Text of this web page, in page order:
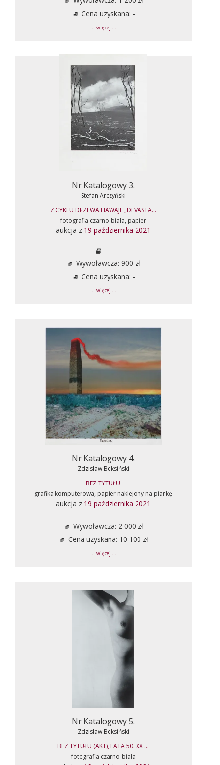
Cena uzyskana: -
... więcej ...
Nr Katalogowy 3.
Stefan Arczyński
Z CYKLU DRZEWA:HAWAJE „DEVASTA...
fotografia czarno-biała, papier
aukcja z 19 października 2021
Wywoławcza: 900 zł
Cena uzyskana: -
... więcej ...
Nr Katalogowy 4.
Zdzisław Beksiński
BEZ TYTUŁU
grafika komputerowa, papier naklejony na piankę
aukcja z 19 października 2021
Wywoławcza: 2 000 zł
Cena uzyskana: 10 100 zł
... więcej ...
Nr Katalogowy 5.
Zdzisław Beksiński
BEZ TYTUŁU (AKT), LATA 50. XX ...
fotografia czarno-biała